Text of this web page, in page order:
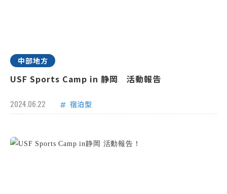
中部地方
USF Sports Camp in 静岡 活動報告
2024.06.22 宿泊型